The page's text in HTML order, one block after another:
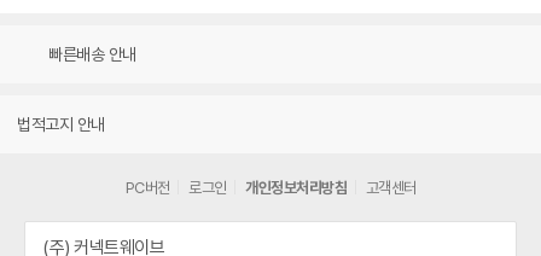
빠른배송 안내
법적고지 안내
PC버전 로그인 개인정보처리방침 고객센터
(주) 커넥트웨이브